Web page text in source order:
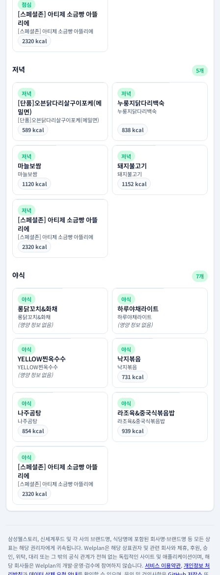
점심
[스페셜존] 아티제 소금빵 아뜰
리에
[스페셜존] 아티제 소금빵 아뜰리에
2320 kcal
저녁 5개
저녁
[단품]오븐닭다리살구이포케(메
밀면)
[단품]오븐닭다리살구이포케(메밀면)
589 kcal
저녁
누룽지닭다리백숙
누룽지닭다리백숙
838 kcal
저녁
마늘보쌈
마늘보쌈
1120 kcal
저녁
돼지불고기
돼지불고기
1152 kcal
저녁
[스페셜존] 아티제 소금빵 아뜰
리에
[스페셜존] 아티제 소금빵 아뜰리에
2320 kcal
야식 7개
야식
롱닭꼬치&화채
롱닭꼬치&화채
(영양 정보 없음)
야식
하루야채라이트
하루야채라이트
(영양 정보 없음)
야식
YELLOW찐옥수수
YELLOW찐옥수수
(영양 정보 없음)
야식
낙지볶음
낙지볶음
731 kcal
야식
나주곰탕
나주곰탕
854 kcal
야식
라조육&중국식볶음밥
라조육&중국식볶음밥
939 kcal
야식
[스페셜존] 아티제 소금빵 아뜰
리에
[스페셜존] 아티제 소금빵 아뜰리에
2320 kcal
삼성웰스토리, 신세계푸드 및 각 사의 브랜드명, 식당명에 포함된 회사명·브랜드명 등 모든 상
표는 해당 권리자에게 귀속됩니다. Welplan은 해당 상표권자 및 관련 회사와 제휴, 후원, 승
인, 위탁, 대리 또는 그 밖의 공식 관계가 전혀 없는 독립적인 사이트 및 애플리케이션이며, 해
당 회사들은 Welplan의 개발·운영·검수에 참여하지 않습니다. 서비스 이용약관, 개인정보 처